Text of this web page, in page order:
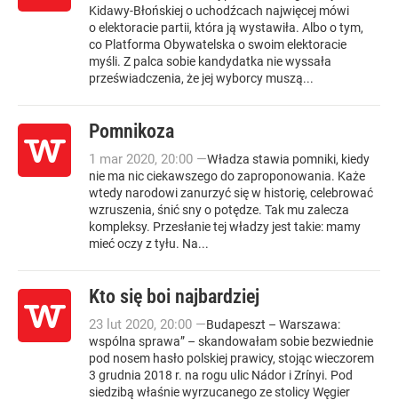
Kidawy-Błońskiej o uchodźcach najwięcej mówi
o elektoracie partii, która ją wystawiła. Albo o tym,
co Platforma Obywatelska o swoim elektoracie
myśli. Z palca sobie kandydatka nie wyssała
przeświadczenia, że jej wyborcy muszą...
Pomnikoza
1 mar 2020, 20:00 —W ładza stawia pomniki, kiedy
nie ma nic ciekawszego do zaproponowania. Każe
wtedy narodowi zanurzyć się w historię, celebrować
wzruszenia, śnić sny o potędze. Tak mu zalecza
kompleksy. Przesłanie tej władzy jest takie: mamy
mieć oczy z tyłu. Na...
Kto się boi najbardziej
23 lut 2020, 20:00 —Budapeszt – Warszawa:
wspólna sprawa” – skandowałam sobie bezwiednie
pod nosem hasło polskiej prawicy, stojąc wieczorem
3 grudnia 2018 r. na rogu ulic Nádor i Zrínyi. Pod
siedzibą właśnie wyrzucanego ze stolicy Węgier